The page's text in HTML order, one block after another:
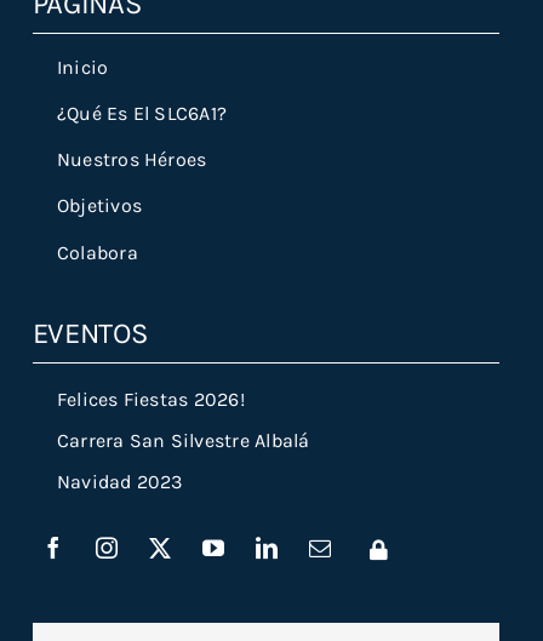
Inicio
¿Qué Es El SLC6A1?
Nuestros Héroes
Objetivos
Colabora
EVENTOS
Felices Fiestas 2026!
Carrera San Silvestre Albalá
Navidad 2023